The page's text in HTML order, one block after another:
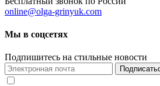
online@olga-grinyuk.com
Мы в соцсетях
Подпишитесь на стильные новости